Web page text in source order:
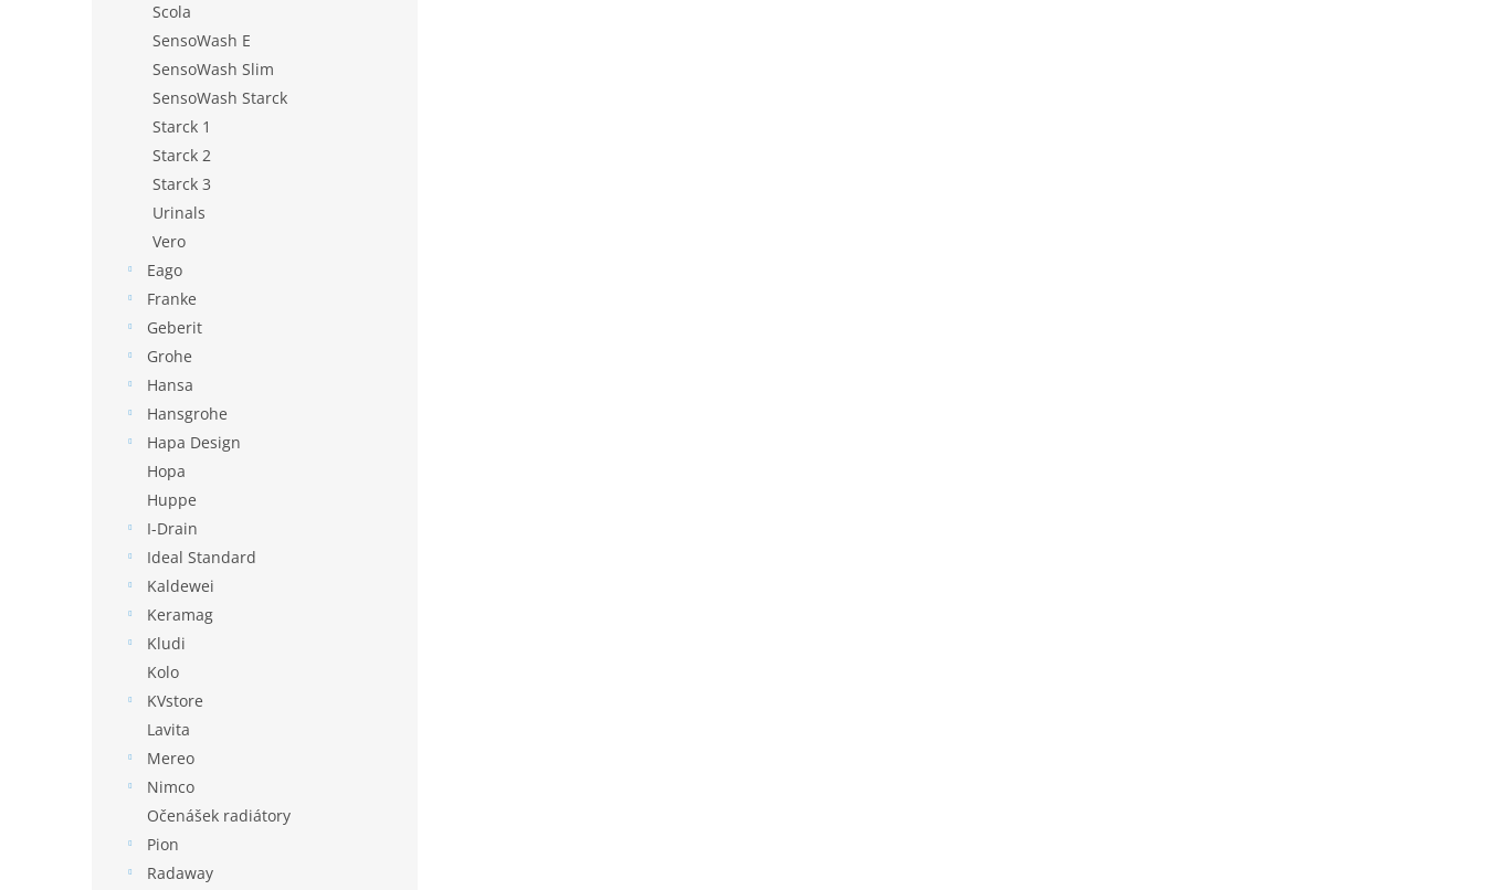
Scola
SensoWash E
SensoWash Slim
SensoWash Starck
Starck 1
Starck 2
Starck 3
Urinals
Vero
Eago
Franke
Geberit
Grohe
Hansa
Hansgrohe
Hapa Design
Hopa
Huppe
I-Drain
Ideal Standard
Kaldewei
Keramag
Kludi
Kolo
KVstore
Lavita
Mereo
Nimco
Očenášek radiátory
Pion
Radaway